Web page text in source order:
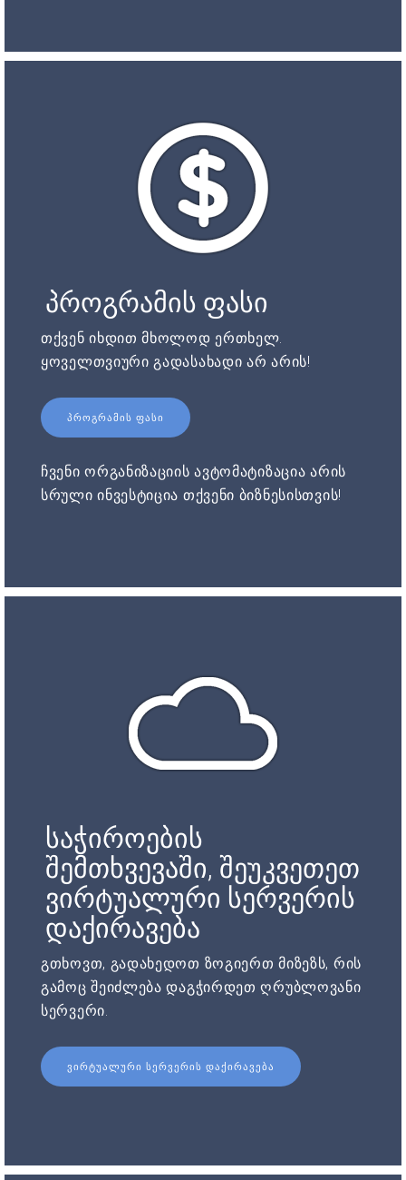
პროგრამის ფასი
თქვენ იხდით მხოლოდ ერთხელ.
ყოველთვიური გადასახადი არ არის!
ᲞᲠᲝᲒᲠᲐᲛᲘᲡ ᲤᲐᲡᲘ
ჩვენი ორგანიზაციის ავტომატიზაცია არის
სრული ინვესტიცია თქვენი ბიზნესისთვის!
საჭიროების
შემთხვევაში, შეუკვეთეთ
ვირტუალური სერვერის
დაქირავება
გთხოვთ, გადახედოთ ზოგიერთ მიზეზს, რის
გამოც შეიძლება დაგჭირდეთ ღრუბლოვანი
სერვერი.
ᲕᲘᲠᲢᲣᲐᲚᲣᲠᲘ ᲡᲔᲠᲕᲔᲠᲘᲡ ᲓᲐᲥᲘᲠᲐᲕᲔᲑᲐ